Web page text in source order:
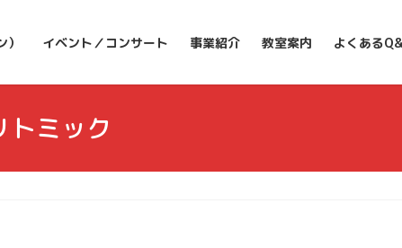
イベント／コンサート 事業紹介 教室案内 よくある
トミック